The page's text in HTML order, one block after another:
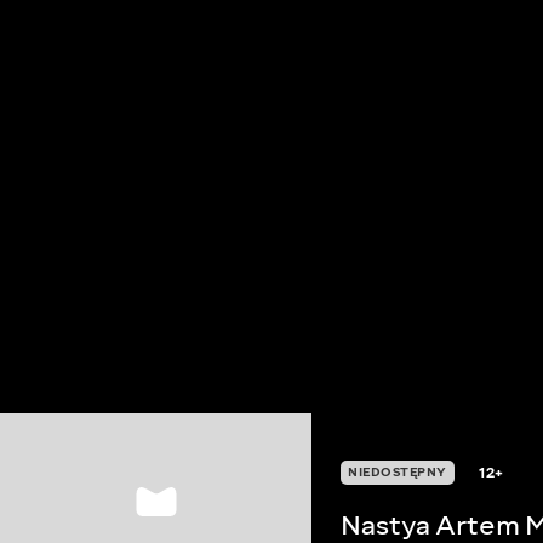
NIEDOSTĘPNY 12+
Nastya Artem